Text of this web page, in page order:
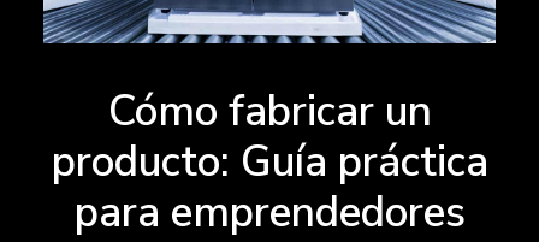
Cómo fabricar un
producto: Guía práctica
para emprendedores